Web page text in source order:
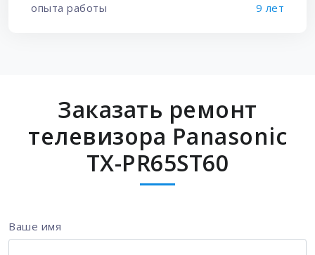
опыта работы 9 лет
Заказать ремонт
телевизора Panasonic
TX-PR65ST60
Ваше имя